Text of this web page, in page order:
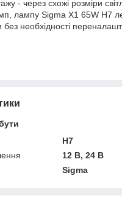
- через схожі розміри
лампу Sigma X1 65W H7
без необхідності
H7
12 В, 24 В
Sigma